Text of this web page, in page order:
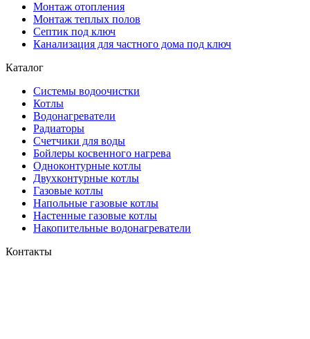
Монтаж отопления
Монтаж теплых полов
Септик под ключ
Канализация для частного дома под ключ
Каталог
Системы водоочистки
Котлы
Водонагреватели
Радиаторы
Cчетчики для воды
Бойлеры косвенного нагрева
Одноконтурные котлы
Двухконтурные котлы
Газовые котлы
Напольные газовые котлы
Настенные газовые котлы
Накопительные водонагреватели
Контакты